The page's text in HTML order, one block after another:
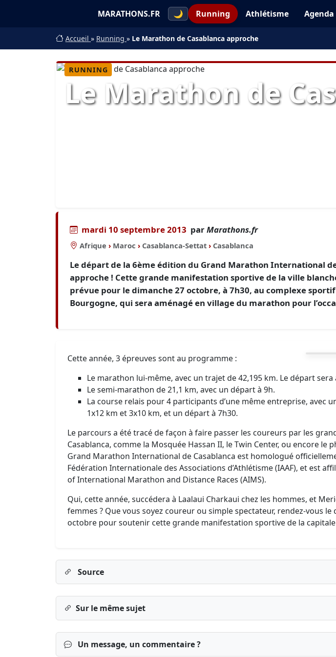
MARATHONS.FR 🌙 Running Athlétisme Agenda
Accueil » Running » Le Marathon de Casablanca approche
RUNNING
Le Marathon de
mardi 10 septembre 2013 parMarathons.fr
Afrique › Maroc › Casablanca-Settat › Casablanca
Le départ de la 6ème édition du Grand Marathon International
approche ! Cette grande manifestation sportive de la ville
prévue pour le dimanche 27 octobre, à 7h30, au complexe
Bourgogne, qui sera aménagé en village du marathon pour
Cette année, 3 épreuves sont au programme :
Le marathon lui-même, avec un trajet de 42,195 km. Le départ sera
Le semi-marathon de 21,1 km, avec un départ à 9h.
La course relais pour 4 participants d’une même entreprise, avec
1x12 km et 3x10 km, et un départ à 7h30.
Le parcours a été tracé de façon à faire passer les coureurs par les
Casablanca, comme la Mosquée Hassan II, le Twin Center, ou encore le
Grand Marathon International de Casablanca est homologué
Fédération Internationale des Associations d’Athlétisme (IAAF), et est
of International Marathon and Distance Races (AIMS).
Qui, cette année, succédera à Laalaui Charkaui chez les hommes, et
femmes ? Que vous soyez coureur ou simple spectateur, rendez-vous le
octobre pour soutenir cette grande manifestation sportive de la
Source
Sur le même sujet
Un message, un commentaire ?